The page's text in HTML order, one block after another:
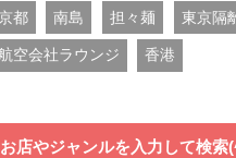
都 南島 担々麺 東京隔
空会社ラウンジ 香港
お店やジャンルを入力して検索